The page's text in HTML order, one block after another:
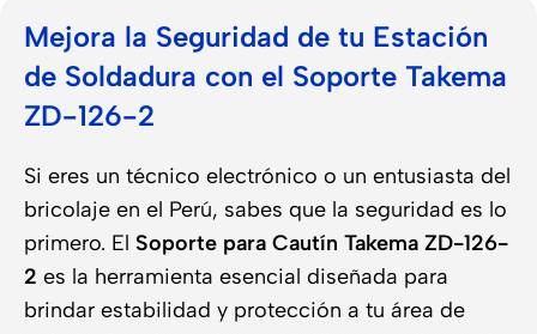
Mejora la Seguridad de tu Estación
de Soldadura con el Soporte Takema
ZD-126-2
Si eres un técnico electrónico o un entusiasta del
bricolaje en el Perú, sabes que la seguridad es lo
primero. El Soporte para Cautín Takema ZD-126-
2 es la herramienta esencial diseñada para
brindar estabilidad y protección a tu área de